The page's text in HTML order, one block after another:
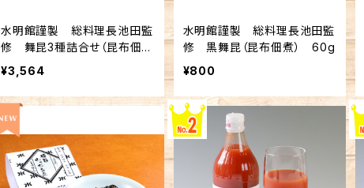
水明館謹製 総料理長池田監
修 舞昆3種詰合せ（昆布佃
煮）
¥3,564
水明館謹製 総料理長池田監
修 黒舞昆（昆布佃煮） 60g
¥800